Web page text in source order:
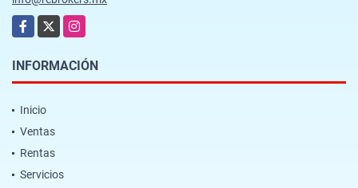
Facebook
X Instagram
INFORMACIÓN
Inicio
Ventas
Rentas
Servicios